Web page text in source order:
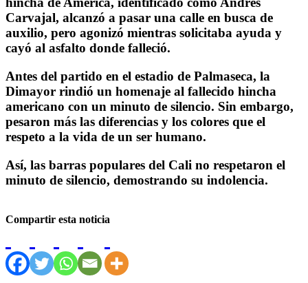
Carvajal, alcanzó a pasar una calle en busca de
auxilio, pero agonizó mientras solicitaba ayuda y
cayó al asfalto donde falleció.
Antes del partido en el estadio de Palmaseca, la
Dimayor rindió un homenaje al fallecido hincha
americano con un minuto de silencio. Sin embargo,
pesaron más las diferencias y los colores que el
respeto a la vida de un ser humano.
Así, las barras populares del Cali no respetaron el
minuto de silencio, demostrando su indolencia.
Compartir esta noticia